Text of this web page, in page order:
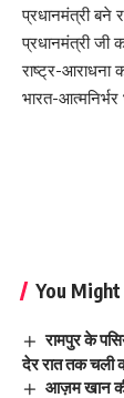
प्रधानमंत्री बने
प्रधानमंत्री जी
राष्ट्र-आराधना
भारत-
You
रामपुर के
देर रात तक चली
आज़म खान की